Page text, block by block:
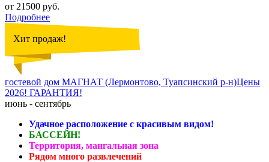
от 21500 руб.
Подробнее
Хит продаж!
гостевой дом МАГНАТ (Лермонтово, Туапсинский р-н)Цены
2026! ГАРАНТИЯ!
июнь - сентябрь
Удачное расположение с красивым видом!
БАССЕЙН!
Территория, мангальная зона
Рядом много развлечений